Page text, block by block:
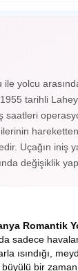
cephanelikler,
kaplı
istiyorsunuz.
isterseniz
yolcu
tarihli
saatleri
Uçağın iniş
değişiklik
Romantik
sadece
ısındığı,
bir